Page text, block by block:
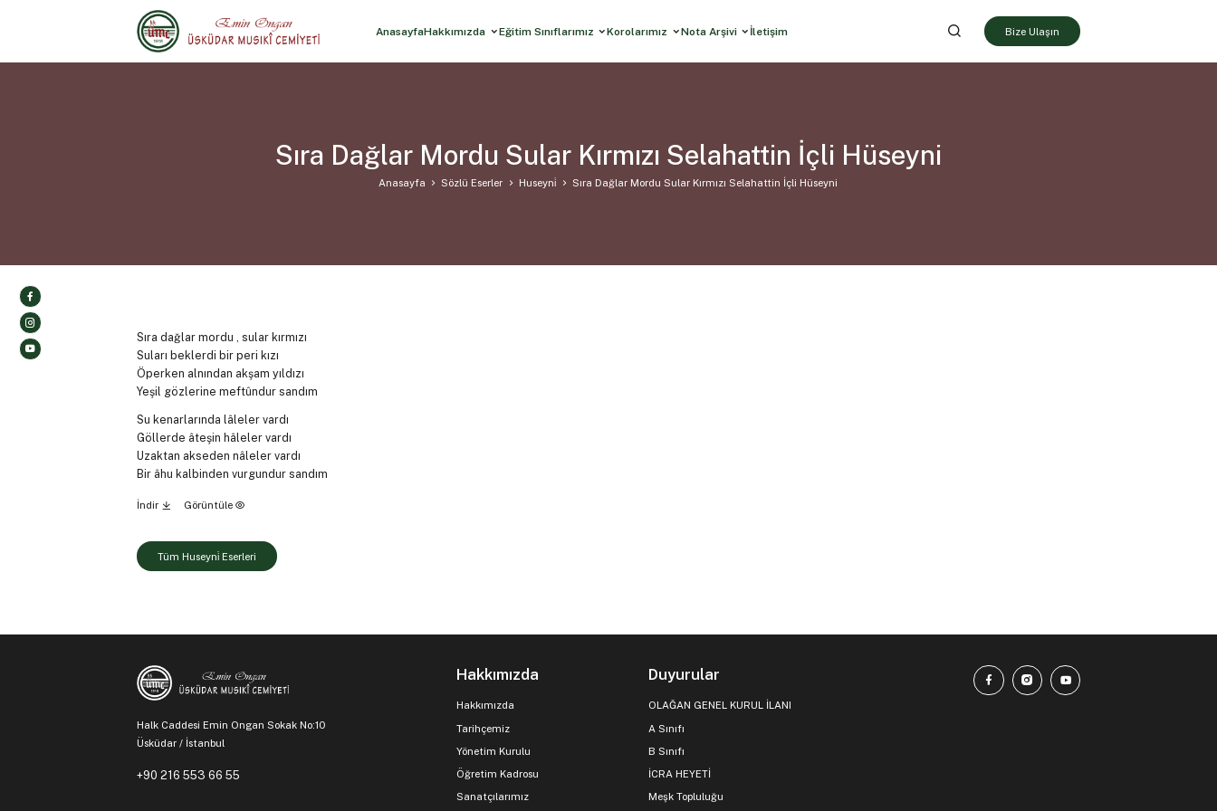
AnasayfaHakkımızda Eğitim Sınıflarımız Korolarımız Nota Arşivi İletişim Bize Ulaşın
Sıra Dağlar Mordu Sular Kırmızı Selahattin İçli Hüseyni
Anasayfa Sözlü Eserler Huseyni̇ Sıra Dağlar Mordu Sular Kırmızı Selahattin İçli Hüseyni
Sıra dağlar mordu , sular kırmızı
Suları beklerdi bir peri kızı
Öperken alnından akşam yıldızı
Yeşil gözlerine meftûndur sandım
Su kenarlarında lâleler vardı
Göllerde âteşin hâleler vardı
Uzaktan akseden nâleler vardı
Bir âhu kalbinden vurgundur sandım
İndir Görüntüle
Tüm Huseyni̇ Eserleri
Halk Caddesi Emin Ongan Sokak No:10
Üsküdar / İstanbul
+90 216 553 66 55
Hakkımızda
Hakkımızda
Tarihçemiz
Yönetim Kurulu
Öğretim Kadrosu
Sanatçılarımız
Duyurular
OLAĞAN GENEL KURUL İLANI
A Sınıfı
B Sınıfı
İCRA HEYETİ
Meşk Topluluğu